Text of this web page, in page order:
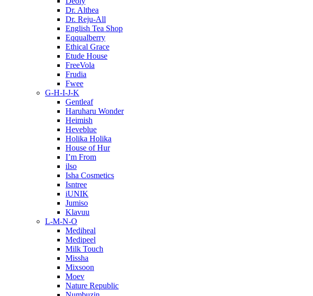
Dr. Althea
Dr. Reju-All
English Tea Shop
Eqqualberry
Ethical Grace
Etude House
FreeVola
Frudia
Fwee
G-H-I-J-K
Gentleaf
Haruharu Wonder
Heimish
Heveblue
Holika Holika
House of Hur
I’m From
ilso
Isha Cosmetics
Isntree
iUNIK
Jumiso
Klavuu
L-M-N-O
Mediheal
Medipeel
Milk Touch
Missha
Mixsoon
Moev
Nature Republic